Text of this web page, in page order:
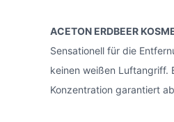
ACETON ERDBEER
Sensationell für die
keinen weißen Luftangriff.
Konzentration garantiert